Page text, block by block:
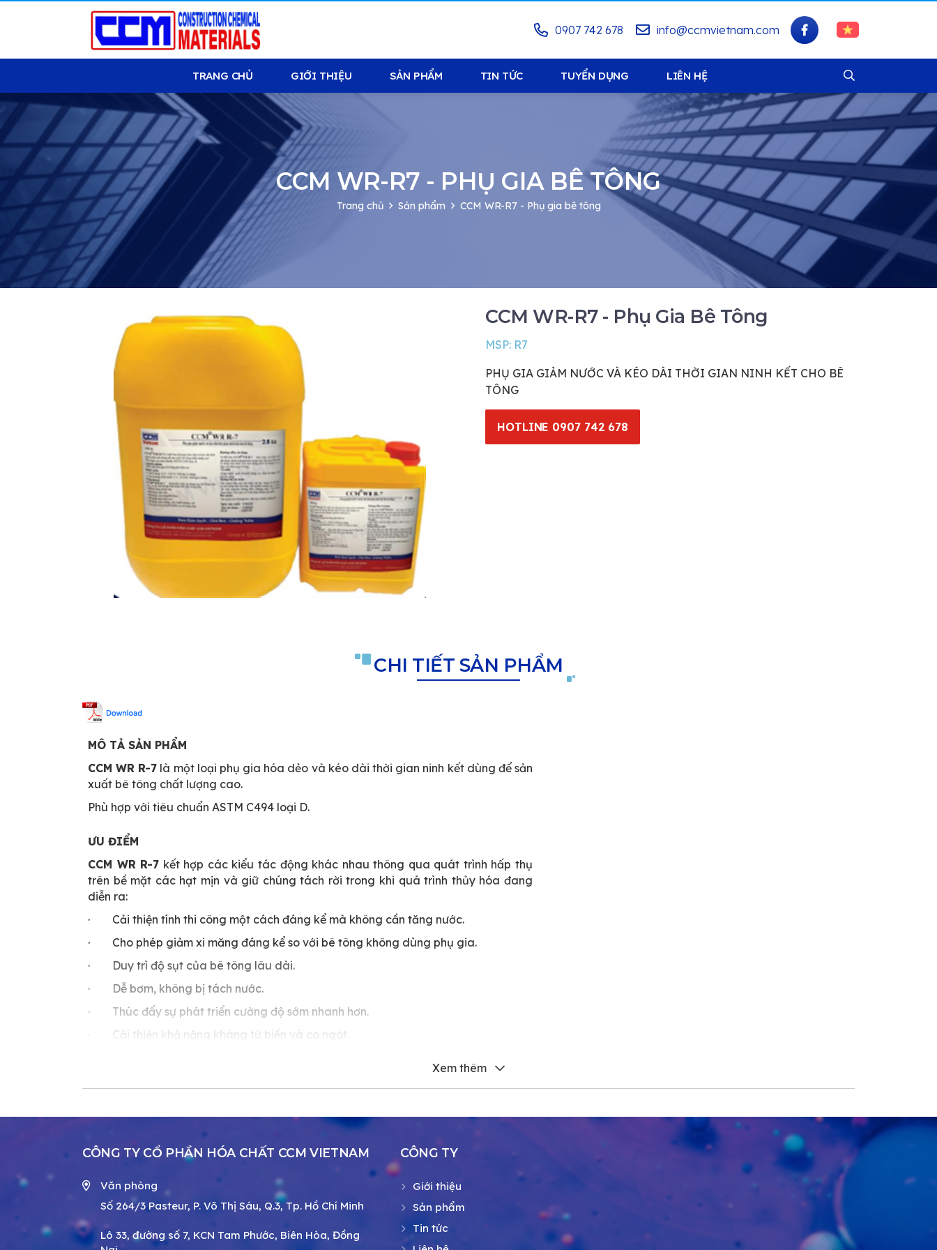
0907 742 678 info@ccmvietnam.com
TRANG CHỦ GIỚI THIỆU SẢN PHẨM TIN TỨC TUYỂN DỤNG LIÊN HỆ
CCM WR-R7 - PHỤ GIA BÊ TÔNG
Trang chủ Sản phẩm CCM WR-R7 - Phụ gia bê tông
CCM WR-R7 - Phụ Gia Bê Tông
MSP: R7
PHỤ GIA GIẢM NƯỚC VÀ KÉO DÀI THỜI GIAN NINH KẾT CHO BÊ
TÔNG
HOTLINE 0907 742 678
CHI TIẾT SẢN PHẨM
MÔ TẢ SẢN PHẨM
CCM WR R-7 là một loại phụ gia hóa dẻo và kéo dài thời gian ninh kết dùng để sản
xuất bê tông chất lượng cao.
Phù hợp với tiêu chuẩn ASTM C494 loại D.
ƯU ĐIỂM
CCM WR R-7 kết hợp các kiểu tác động khác nhau thông qua quát trình hấp thụ
trên bề mặt các hạt mịn và giữ chúng tách rời trong khi quá trình thủy hóa đang
diễn ra:
· Cải thiện tính thi công một cách đáng kể mà không cần tăng nước.
· Cho phép giảm xi măng đáng kể so với bê tông không dùng phụ gia.
· Duy trì độ sụt của bê tông lâu dài.
· Dễ bơm, không bị tách nước.
· Thúc đẩy sự phát triển cường độ sớm nhanh hơn.
· Cải thiện khả năng kháng từ biến và co ngót.
sử dụng không hạn chế cho các kết cấu bê tông cốt thép và bê tông dự ứng lực.
được đặc biệt sử dụng cho bê tông cần duy trì độ sụt trong điều kiện
khí hậu nóng như:
• Bê tông trộn sẵn.
• Bê tông vận chuyển đi xa.
• Bê tông bơm lên cao.
CÔNG TY CỔ PHẦN HÓA CHẤT CCM VIETNAM
Văn phòng
Số 264/3 Pasteur, P. Võ Thị Sáu, Q.3, Tp. Hồ Chí Minh
Lô 33, đường số 7, KCN Tam Phước, Biên Hòa, Đồng
CÔNG TY
Giới thiệu
Sản phẩm
Tin tức